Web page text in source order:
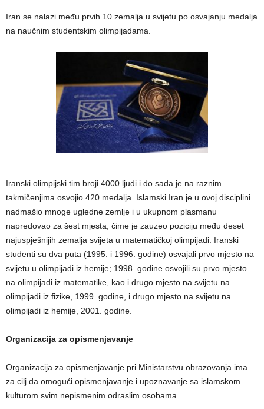
Iran se nalazi među prvih 10 zemalja u svijetu po osvajanju medalja
na naučnim studentskim olimpijadama.
Iranski olimpijski tim broji 4000 ljudi i do sada je na raznim
takmičenjima osvojio 420 medalja. Islamski Iran je u ovoj disciplini
nadmašio mnoge ugledne zemlje i u ukupnom plasmanu
napredovao za šest mjesta, čime je zauzeo poziciju među deset
najuspješnijih zemalja svijeta u matematičkoj olimpijadi. Iranski
studenti su dva puta (1995. i 1996. godine) osvajali prvo mjesto na
svijetu u olimpijadi iz hemije; 1998. godine osvojili su prvo mjesto
na olimpijadi iz matematike, kao i drugo mjesto na svijetu na
olimpijadi iz fizike, 1999. godine, i drugo mjesto na svijetu na
olimpijadi iz hemije, 2001. godine.
Organizacija za opismenjavanje
Organizacija za opismenjavanje pri Ministarstvu obrazovanja ima
za cilj da omogući opismenjavanje i upoznavanje sa islamskom
kulturom svim nepismenim odraslim osobama.